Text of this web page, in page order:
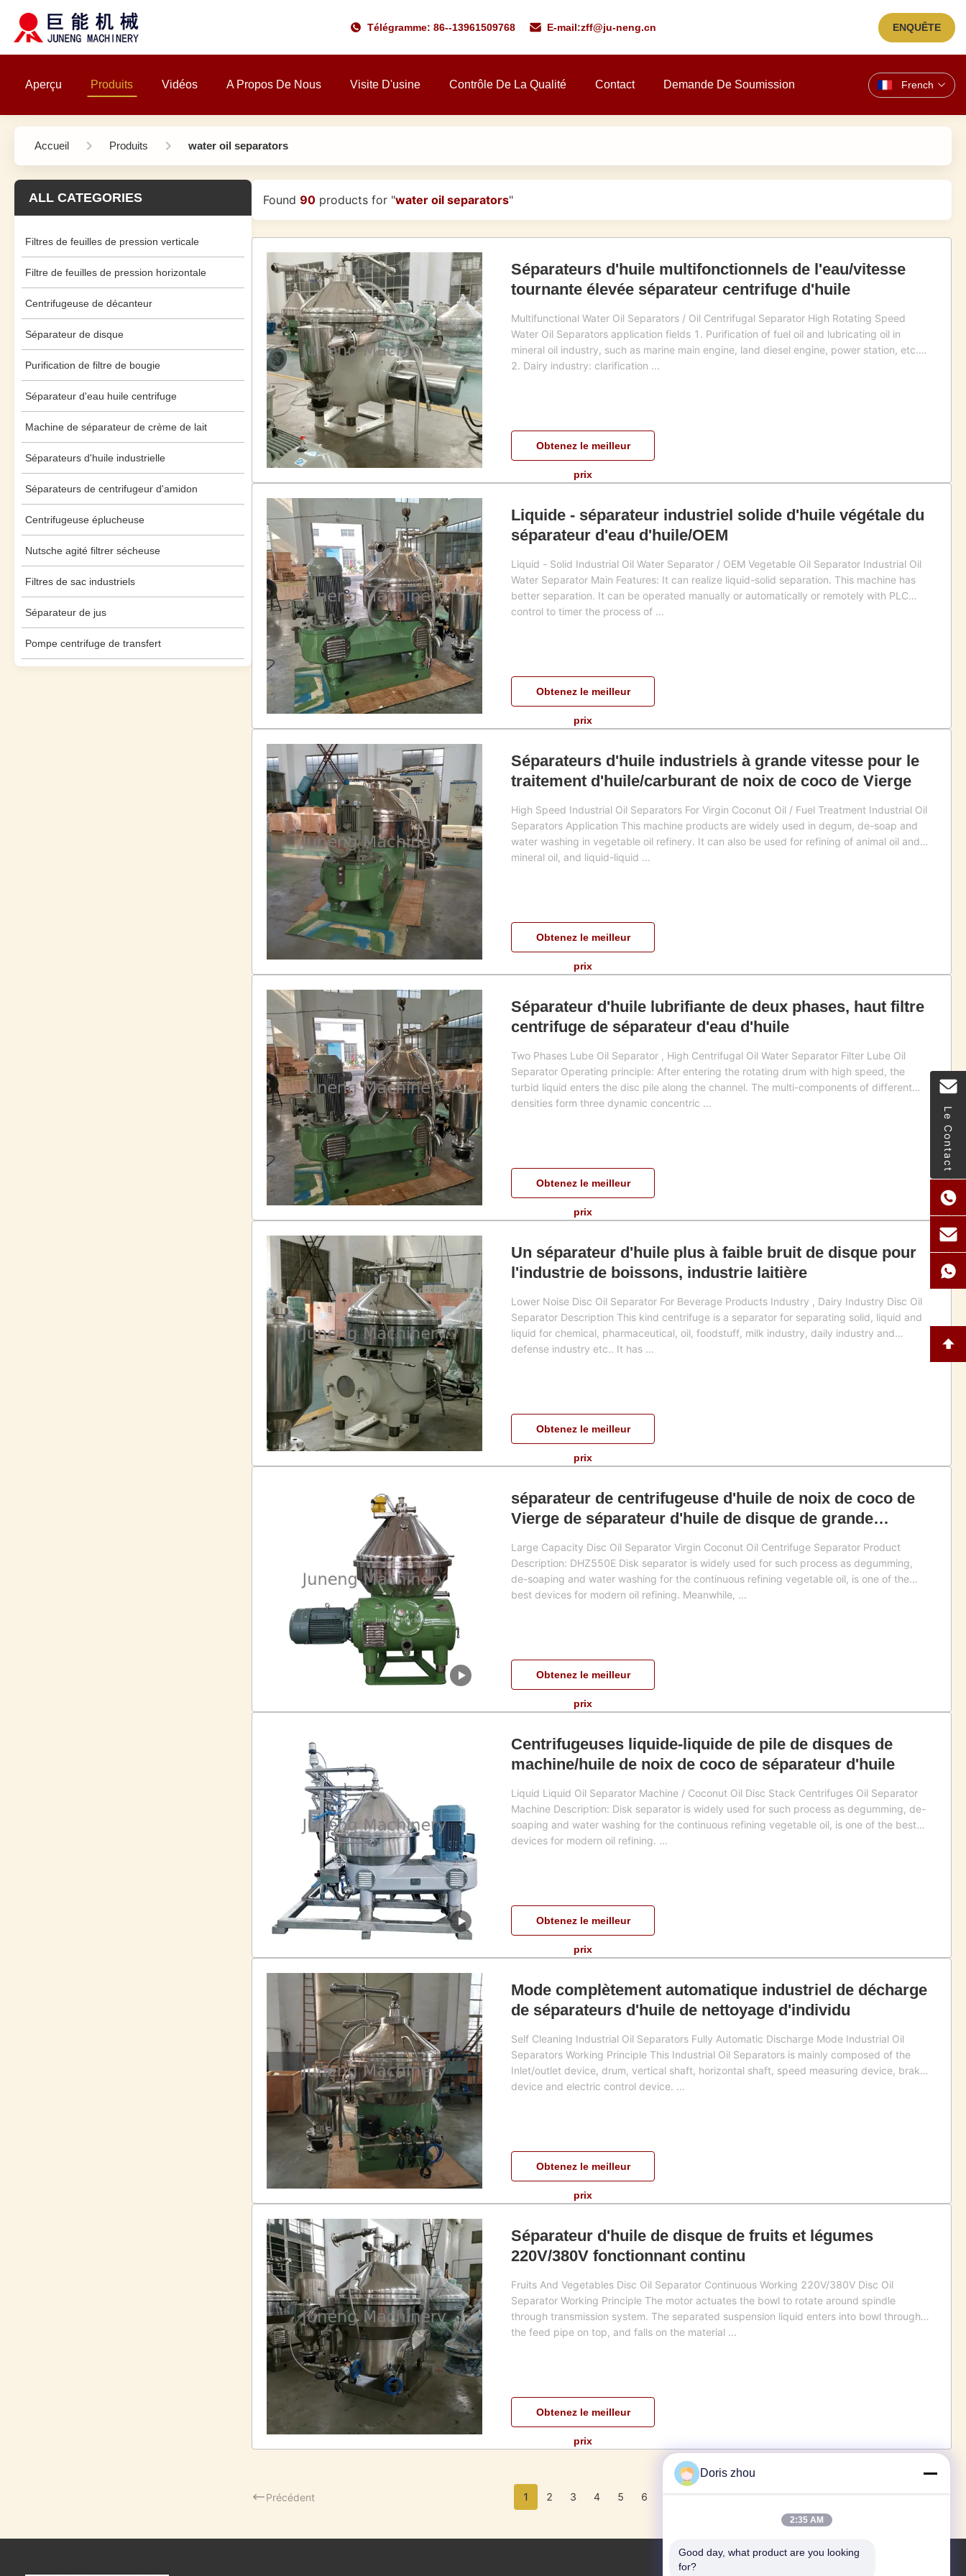
Télégramme: 86--13961509768 E-mail:zff@ju-neng.cn ENQUÊTE
Aperçu Produits Vidéos A Propos De Nous Visite D'usine Contrôle De La Qualité Contact Demande De Soumission French
Le Contact
Accueil Produits water oil separators
ALL CATEGORIES
Filtres de feuilles de pression verticale
Filtre de feuilles de pression horizontale
Centrifugeuse de décanteur
Séparateur de disque
Purification de filtre de bougie
Séparateur d'eau huile centrifuge
Machine de séparateur de crème de lait
Séparateurs d'huile industrielle
Séparateurs de centrifugeur d'amidon
Centrifugeuse éplucheuse
Nutsche agité filtrer sécheuse
Filtres de sac industriels
Séparateur de jus
Pompe centrifuge de transfert
Found 90 products for "water oil separators"
Séparateurs d'huile multifonctionnels de l'eau/vitesse
tournante élevée séparateur centrifuge d'huile
Multifunctional Water Oil Separators / Oil Centrifugal Separator High Rotating Speed
Water Oil Separators application fields 1. Purification of fuel oil and lubricating oil in
mineral oil industry, such as marine main engine, land diesel engine, power station, etc.
2. Dairy industry: clarification ...
Obtenez le meilleur
prix
Liquide - séparateur industriel solide d'huile végétale du
séparateur d'eau d'huile/OEM
Liquid - Solid Industrial Oil Water Separator / OEM Vegetable Oil Separator Industrial Oil
Water Separator Main Features: It can realize liquid-solid separation. This machine has
better separation. It can be operated manually or automatically or remotely with PLC
control to timer the process of ...
Obtenez le meilleur
prix
Séparateurs d'huile industriels à grande vitesse pour le
traitement d'huile/carburant de noix de coco de Vierge
High Speed Industrial Oil Separators For Virgin Coconut Oil / Fuel Treatment Industrial Oil
Separators Application This machine products are widely used in degum, de-soap and
water washing in vegetable oil refinery. It can also be used for refining of animal oil and
mineral oil, and liquid-liquid ...
Obtenez le meilleur
prix
Séparateur d'huile lubrifiante de deux phases, haut filtre
centrifuge de séparateur d'eau d'huile
Two Phases Lube Oil Separator , High Centrifugal Oil Water Separator Filter Lube Oil
Separator Operating principle: After entering the rotating drum with high speed, the
turbid liquid enters the disc pile along the channel. The multi-components of different
densities form three dynamic concentric ...
Obtenez le meilleur
prix
Un séparateur d'huile plus à faible bruit de disque pour
l'industrie de boissons, industrie laitière
Lower Noise Disc Oil Separator For Beverage Products Industry , Dairy Industry Disc Oil
Separator Description This kind centrifuge is a separator for separating solid, liquid and
liquid for chemical, pharmaceutical, oil, foodstuff, milk industry, daily industry and
defense industry etc.. It has ...
Obtenez le meilleur
prix
séparateur de centrifugeuse d'huile de noix de coco de
Vierge de séparateur d'huile de disque de grande
Large Capacity Disc Oil Separator Virgin Coconut Oil Centrifuge Separator Product
Description: DHZ550E Disk separator is widely used for such process as degumming,
de-soaping and water washing for the continuous refining vegetable oil, is one of the
best devices for modern oil refining. Meanwhile, ...
Obtenez le meilleur
prix
Centrifugeuses liquide-liquide de pile de disques de
machine/huile de noix de coco de séparateur d'huile
Liquid Liquid Oil Separator Machine / Coconut Oil Disc Stack Centrifuges Oil Separator
Machine Description: Disk separator is widely used for such process as degumming, de-
soaping and water washing for the continuous refining vegetable oil, is one of the best
devices for modern oil refining. ...
Obtenez le meilleur
prix
Mode complètement automatique industriel de décharge
de séparateurs d'huile de nettoyage d'individu
Self Cleaning Industrial Oil Separators Fully Automatic Discharge Mode Industrial Oil
Separators Working Principle This Industrial Oil Separators is mainly composed of the
Inlet/outlet device, drum, vertical shaft, horizontal shaft, speed measuring device, brake
device and electric control device. ...
Obtenez le meilleur
prix
Séparateur d'huile de disque de fruits et légumes
220V/380V fonctionnant continu
Fruits And Vegetables Disc Oil Separator Continuous Working 220V/380V Disc Oil
Separator Working Principle The motor actuates the bowl to rotate around spindle
through transmission system. The separated suspension liquid enters into bowl through
the feed pipe on top, and falls on the material ...
Obtenez le meilleur
prix
Précédent 1 2 3 4 5 6 7 8 Suivant
Doris zhou
2:35 AM
Good day, what product are you looking
for?